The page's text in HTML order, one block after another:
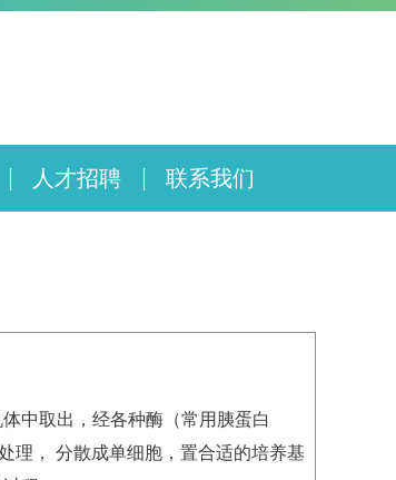
人才招聘 联系我们
中取出，经各种酶（常用胰蛋白
理， 分散成单细胞，置合适的培养基